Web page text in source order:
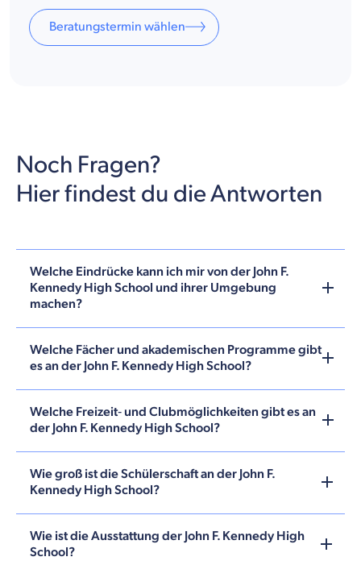
Beratungstermin wählen
Noch Fragen?
Hier findest du die Antworten
Welche Eindrücke kann ich mir von der John F.
Kennedy High School und ihrer Umgebung
machen?
Welche Fächer und akademischen Programme gibt
es an der John F. Kennedy High School?
Welche Freizeit‑ und Clubmöglichkeiten gibt es an
der John F. Kennedy High School?
Wie groß ist die Schülerschaft an der John F.
Kennedy High School?
Wie ist die Ausstattung der John F. Kennedy High
School?